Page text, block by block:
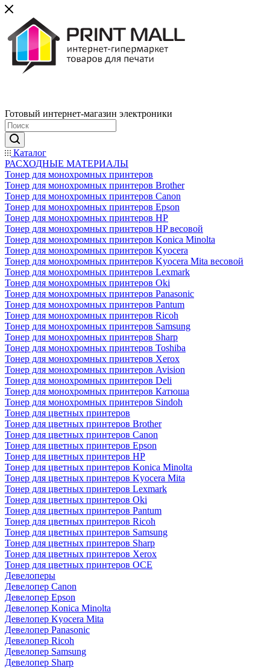
Готовый интернет-магазин электроники
Каталог
РАСХОДНЫЕ МАТЕРИАЛЫ
Тонер для монохромных принтеров
Тонер для монохромных принтеров Brother
Тонер для монохромных принтеров Canon
Тонер для монохромных принтеров Epson
Тонер для монохромных принтеров HP
Тонер для монохромных принтеров HP весовой
Тонер для монохромных принтеров Konica Minolta
Тонер для монохромных принтеров Kyocera
Тонер для монохромных принтеров Kyocera Mita весовой
Тонер для монохромных принтеров Lexmark
Тонер для монохромных принтеров Oki
Тонер для монохромных принтеров Panasonic
Тонер для монохромных принтеров Pantum
Тонер для монохромных принтеров Ricoh
Тонер для монохромных принтеров Samsung
Тонер для монохромных принтеров Sharp
Тонер для монохромных принтеров Toshiba
Тонер для монохромных принтеров Xerox
Тонер для монохромных принтеров Avision
Тонер для монохромных принтеров Deli
Тонер для монохромных принтеров Катюша
Тонер для монохромных принтеров Sindoh
Тонер для цветных принтеров
Тонер для цветных принтеров Brother
Тонер для цветных принтеров Canon
Тонер для цветных принтеров Epson
Тонер для цветных принтеров HP
Тонер для цветных принтеров Konica Minolta
Тонер для цветных принтеров Kyocera Mita
Тонер для цветных принтеров Lexmark
Тонер для цветных принтеров Oki
Тонер для цветных принтеров Pantum
Тонер для цветных принтеров Ricoh
Тонер для цветных принтеров Samsung
Тонер для цветных принтеров Sharp
Тонер для цветных принтеров Xerox
Тонер для цветных принтеров OCE
Девелоперы
Девелопер Canon
Девелопер Epson
Девелопер Konica Minolta
Девелопер Kyocera Mita
Девелопер Panasonic
Девелопер Ricoh
Девелопер Samsung
Девелопер Sharp